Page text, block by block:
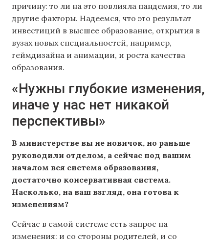
причину: то ли на это повлияла пандемия, то ли
другие факторы. Надеемся, что это результат
инвестиций в высшее образование, открытия в
вузах новых специальностей, например,
геймдизайна и анимации, и роста качества
образования.
«Нужны глубокие изменения,
иначе у нас нет никакой
перспективы»
В министерстве вы не новичок, но раньше
руководили отделом, а сейчас под вашим
началом вся система образования,
достаточно консервативная система.
Насколько, на ваш взгляд, она готова к
изменениям?
Сейчас в самой системе есть запрос на
изменения: и со стороны родителей, и со